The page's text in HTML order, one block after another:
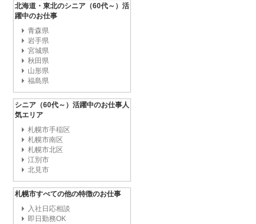
北海道・東北のシニア（60代～）活
躍中のお仕事
青森県
岩手県
宮城県
秋田県
山形県
福島県
シニア（60代～）活躍中のお仕事人
気エリア
札幌市手稲区
札幌市南区
札幌市北区
江別市
北見市
札幌市すべての他の特徴のお仕事
入社日応相談
即日勤務OK